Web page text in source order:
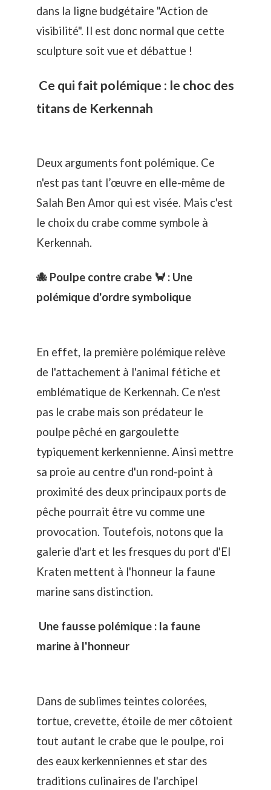
dans la ligne budgétaire "Action de
visibilité". Il est donc normal que cette
sculpture soit vue et débattue !
Ce qui fait polémique : le choc des
titans de Kerkennah
Deux arguments font polémique. Ce
n'est pas tant l’œuvre en elle-même de
Salah Ben Amor qui est visée. Mais c'est
le choix du crabe comme symbole à
Kerkennah.
🐙 Poulpe contre crabe 🦀 : Une
polémique d'ordre symbolique
En effet, la première polémique relève
de l'attachement à l'animal fétiche et
emblématique de Kerkennah. Ce n'est
pas le crabe mais son prédateur le
poulpe pêché en gargoulette
typiquement kerkennienne. Ainsi mettre
sa proie au centre d'un rond-point à
proximité des deux principaux ports de
pêche pourrait être vu comme une
provocation. Toutefois, notons que la
galerie d'art et les fresques du port d'El
Kraten mettent à l'honneur la faune
marine sans distinction.
Une fausse polémique : la faune
marine à l'honneur
Dans de sublimes teintes colorées,
tortue, crevette, étoile de mer côtoient
tout autant le crabe que le poulpe, roi
des eaux kerkenniennes et star des
traditions culinaires de l'archipel